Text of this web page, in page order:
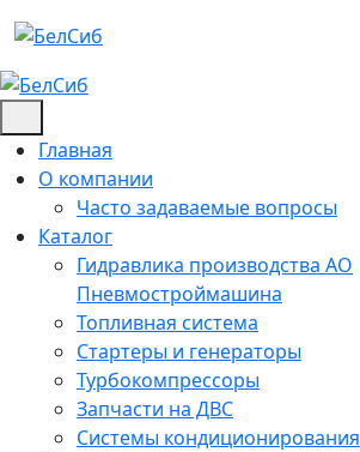
to
content
Главная
О компании
Часто задаваемые вопросы
Каталог
Гидравлика производства АО
Пневмостроймашина
Топливная система
Стартеры и генераторы
Турбокомпрессоры
Запчасти на ДВС
Системы кондиционирования